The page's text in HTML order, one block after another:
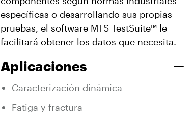
específicas o desarrollando sus propias
pruebas, el software MTS TestSuite™ le
facilitará obtener los datos que necesita.
Aplicaciones
Caracterización dinámica
Fatiga y fractura